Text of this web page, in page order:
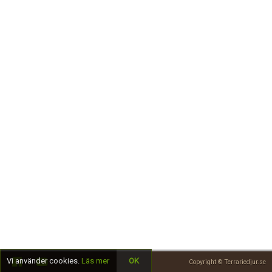
Copyright © Terrariedjur.se
Vi använder cookies. Läs mer OK